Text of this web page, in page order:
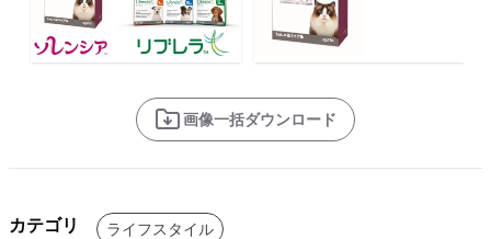
画像一括ダウンロード
カテゴリ ライフスタイル